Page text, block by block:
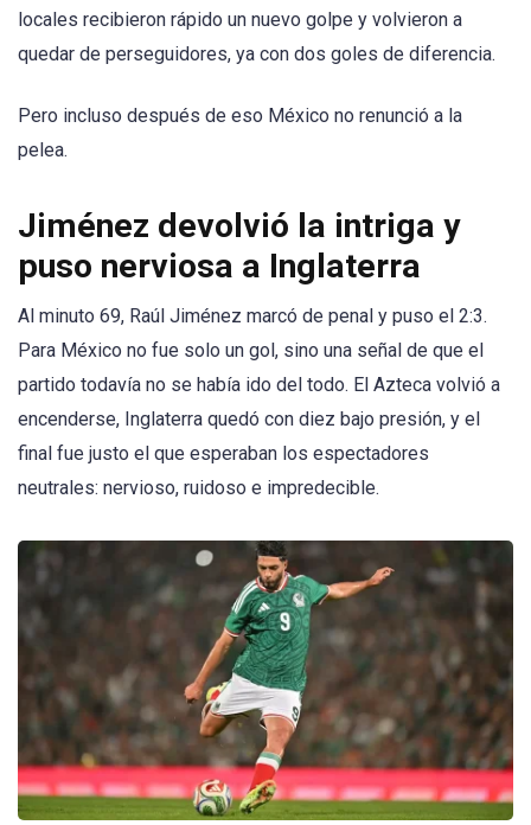
locales recibieron rápido un nuevo golpe y volvieron a
quedar de perseguidores, ya con dos goles de diferencia.
Pero incluso después de eso México no renunció a la
pelea.
Jiménez devolvió la intriga y
puso nerviosa a Inglaterra
Al minuto 69, Raúl Jiménez marcó de penal y puso el 2:3.
Para México no fue solo un gol, sino una señal de que el
partido todavía no se había ido del todo. El Azteca volvió a
encenderse, Inglaterra quedó con diez bajo presión, y el
final fue justo el que esperaban los espectadores
neutrales: nervioso, ruidoso e impredecible.